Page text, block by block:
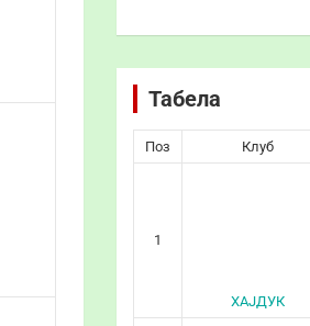
Табела
Поз Клуб
1
ХАЈДУК